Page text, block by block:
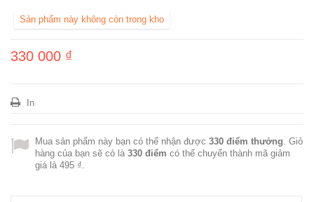
Sản phẩm này không còn trong kho
330 000 ₫
In
Mua sản phẩm này bạn có thể nhận được 330 điểm thưởng. Giỏ
hàng của bạn sẽ có là 330 điểm có thể chuyển thành mã giảm
giá là 495 ₫.